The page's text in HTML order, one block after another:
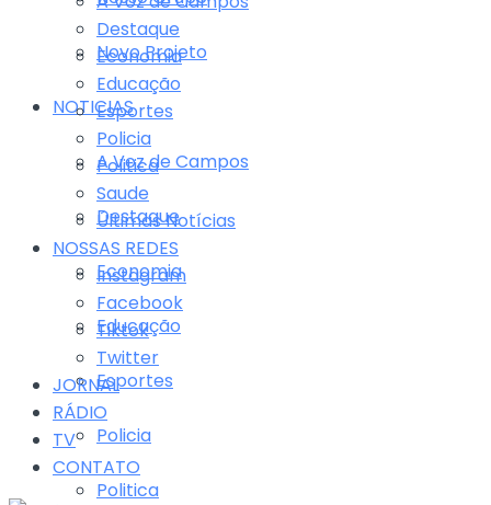
Novo Projeto
NOTICIAS
A Voz de Campos
Destaque
Economia
Educação
Esportes
Policia
Politica
Destaque
Economia
Educação
Esportes
Policia
Politica
Saude
Últimas Notícias
NOSSAS REDES
Instagram
Facebook
Tiktok
Twitter
JORNAL
RÁDIO
TV
CONTATO